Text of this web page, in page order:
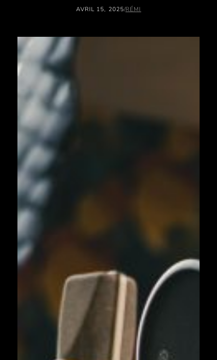
AVRIL 15, 2025/RÉMI